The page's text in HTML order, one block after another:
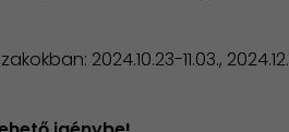
2024.10.23-11.03.,